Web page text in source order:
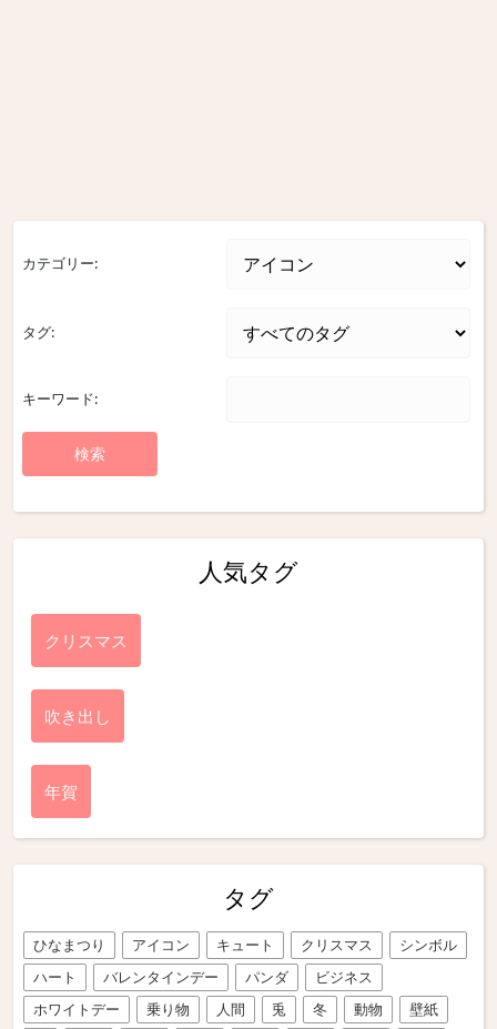
カテゴリー:
タグ:
キーワード:
人気タグ
クリスマス
吹き出し
年賀
タグ
ひなまつり アイコン キュート クリスマス
シンボル
ハート
バレンタインデー パンダ
ビジネス
ホワイトデー
乗り物 人間 兎 冬 動物
壁紙